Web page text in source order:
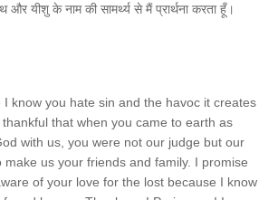
और यीशु के नाम की सामर्थ्य से मैं प्रार्थना करता हूँ।
I know you hate sin and the havoc it creates
that when you came to earth as
with us, you were not our judge but our
make us your friends and family. I promise
of your love for the lost because I know